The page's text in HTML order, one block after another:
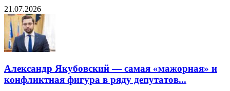
21.07.2026
Александр Якубовский — самая «мажорная» и
конфликтная фигура в ряду депутатов...